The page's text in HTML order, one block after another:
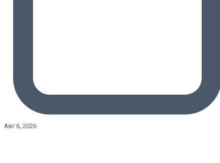
Авг 6, 2026